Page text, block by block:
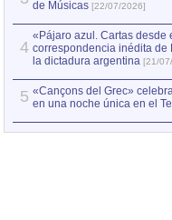
de Músicas [22/07/2026]
4
«Pájaro azul. Cartas desde
correspondencia inédita de
la dictadura argentina [21/
5 «Cançons del Grec»
en una noche única en el